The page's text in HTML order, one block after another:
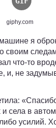
giphy.com
я
своим
что-то
и, не
села в
усилий.